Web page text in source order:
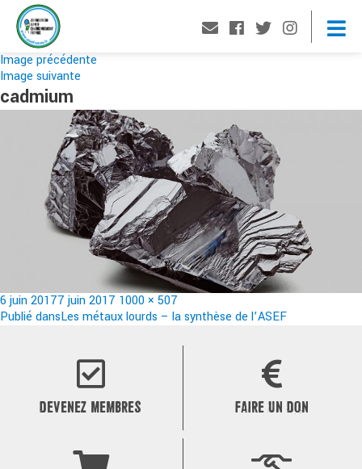
Image précédente
Image suivante
cadmium
Publié
le
6 juin 20177 juin 2017 Taille
réelle
1000 × 507
Navigation
Publié dansLes métaux lourds – la synthèse de l’ASEF
DEVENEZ MEMBRES FAIRE UN DON